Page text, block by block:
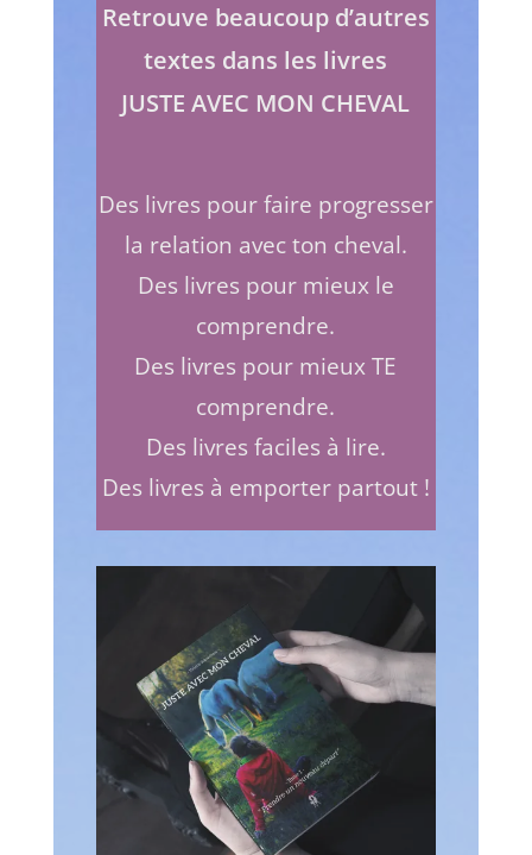
Retrouve beaucoup d’autres
textes dans les livres
JUSTE AVEC MON CHEVAL
Des livres pour faire progresser
la relation avec ton cheval.
Des livres pour mieux le
comprendre.
Des livres pour mieux TE
comprendre.
Des livres faciles à lire.
Des livres à emporter partout !